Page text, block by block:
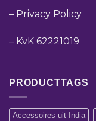
– Privacy Policy
– KvK 62221019
PRODUCTTAGS
Accessoires uit India